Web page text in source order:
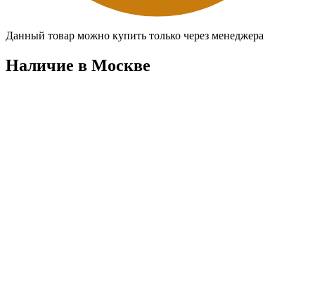
Данный товар можно купить только через менеджера
Наличие в Москвe